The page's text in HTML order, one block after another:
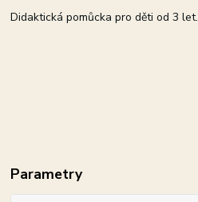
Didaktická pomůcka pro děti od 3 let.
Parametry